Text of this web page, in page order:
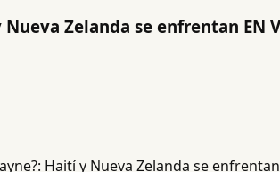
Nueva Zelanda se enfrentan